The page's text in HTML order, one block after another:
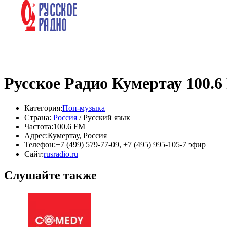
Русское Радио Кумертау
Категория:Поп-музыка
Страна: Россия / Русский язык
Частота:100.6 FM
Адрес:Кумертау, Россия
Телефон:+7 (499) 579‑77-09, +7 (495) 995-105-7 эфир
Сайт:rusradio.ru
Слушайте также